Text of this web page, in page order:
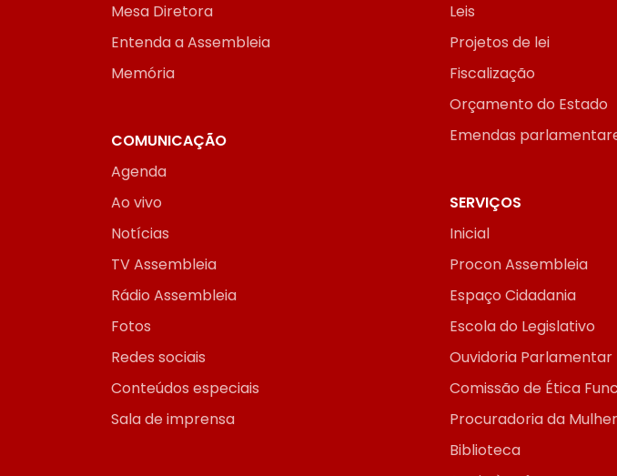
Mesa Diretora
Entenda a Assembleia
Memória
Leis
Projetos de lei
Fiscalização
Orçamento do Estado
Emendas
COMUNICAÇÃO
Agenda
Ao vivo
Notícias
TV Assembleia
Rádio Assembleia
Fotos
Redes sociais
Conteúdos especiais
Sala de imprensa
SERVIÇOS
Inicial
Procon Assembleia
Espaço Cidadania
Escola do Legislativo
Ouvidoria Parlamentar
Comissão de Ética
Procuradoria da Mulher
Biblioteca